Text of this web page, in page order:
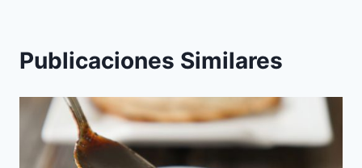
Publicaciones Similares